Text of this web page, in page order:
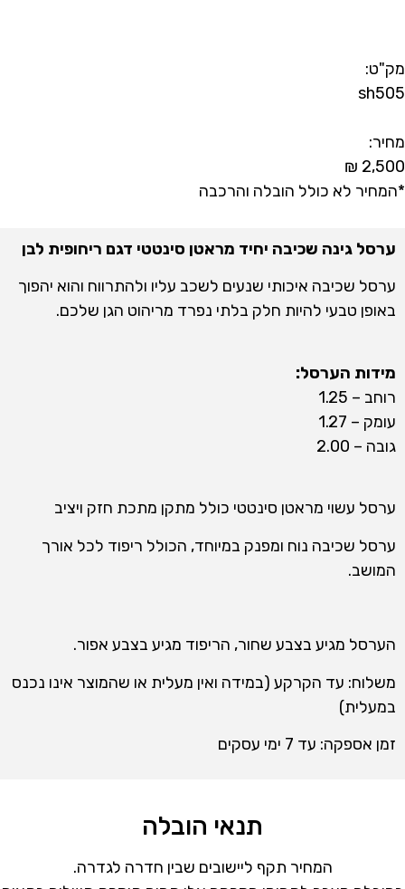
מק"ט:
sh505
מחיר:
₪ 2,500
*המחיר לא כולל הובלה והרכבה
ערסל גינה שכיבה יחיד מראטן סינטטי דגם ריחופית לבן
ערסל שכיבה איכותי שנעים לשכב עליו ולהתרווח והוא יהפוך
באופן טבעי להיות חלק בלתי נפרד מריהוט הגן שלכם.
מידות הערסל:
רוחב – 1.25
עומק – 1.27
גובה – 2.00
ערסל עשוי מראטן סינטטי כולל מתקן מתכת חזק ויציב
ערסל שכיבה נוח ומפנק במיוחד, הכולל ריפוד לכל אורך
המושב.
הערסל מגיע בצבע שחור, הריפוד מגיע בצבע אפור.
משלוח: עד הקרקע (במידה ואין מעלית או שהמוצר אינו נכנס
במעלית)
זמן אספקה: עד 7 ימי עסקים
תנאי הובלה
המחיר תקף ליישובים שבין חדרה לגדרה.